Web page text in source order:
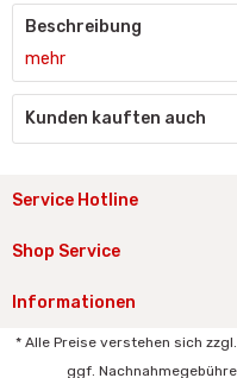
Beschreibung
mehr
Kunden kauften auch
Service Hotline
Shop Service
Informationen
* Alle Preise verstehen sich
ggf.